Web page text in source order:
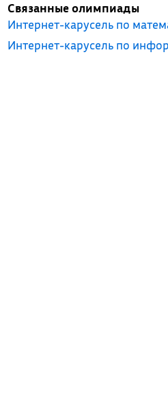
Связанные олимпиады
Интернет-карусель по
Интернет-карусель по